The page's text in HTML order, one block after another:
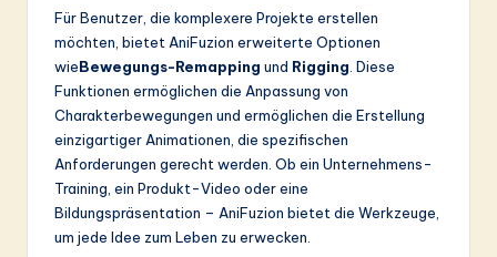
Für Benutzer, die komplexere Projekte erstellen
möchten, bietet AniFuzion erweiterte Optionen
wieBewegungs-Remapping und Rigging . Diese
Funktionen ermöglichen die Anpassung von
Charakterbewegungen und ermöglichen die Erstellung
einzigartiger Animationen, die spezifischen
Anforderungen gerecht werden. Ob ein Unternehmens-
Training, ein Produkt-Video oder eine
Bildungspräsentation – AniFuzion bietet die Werkzeuge,
um jede Idee zum Leben zu erwecken.